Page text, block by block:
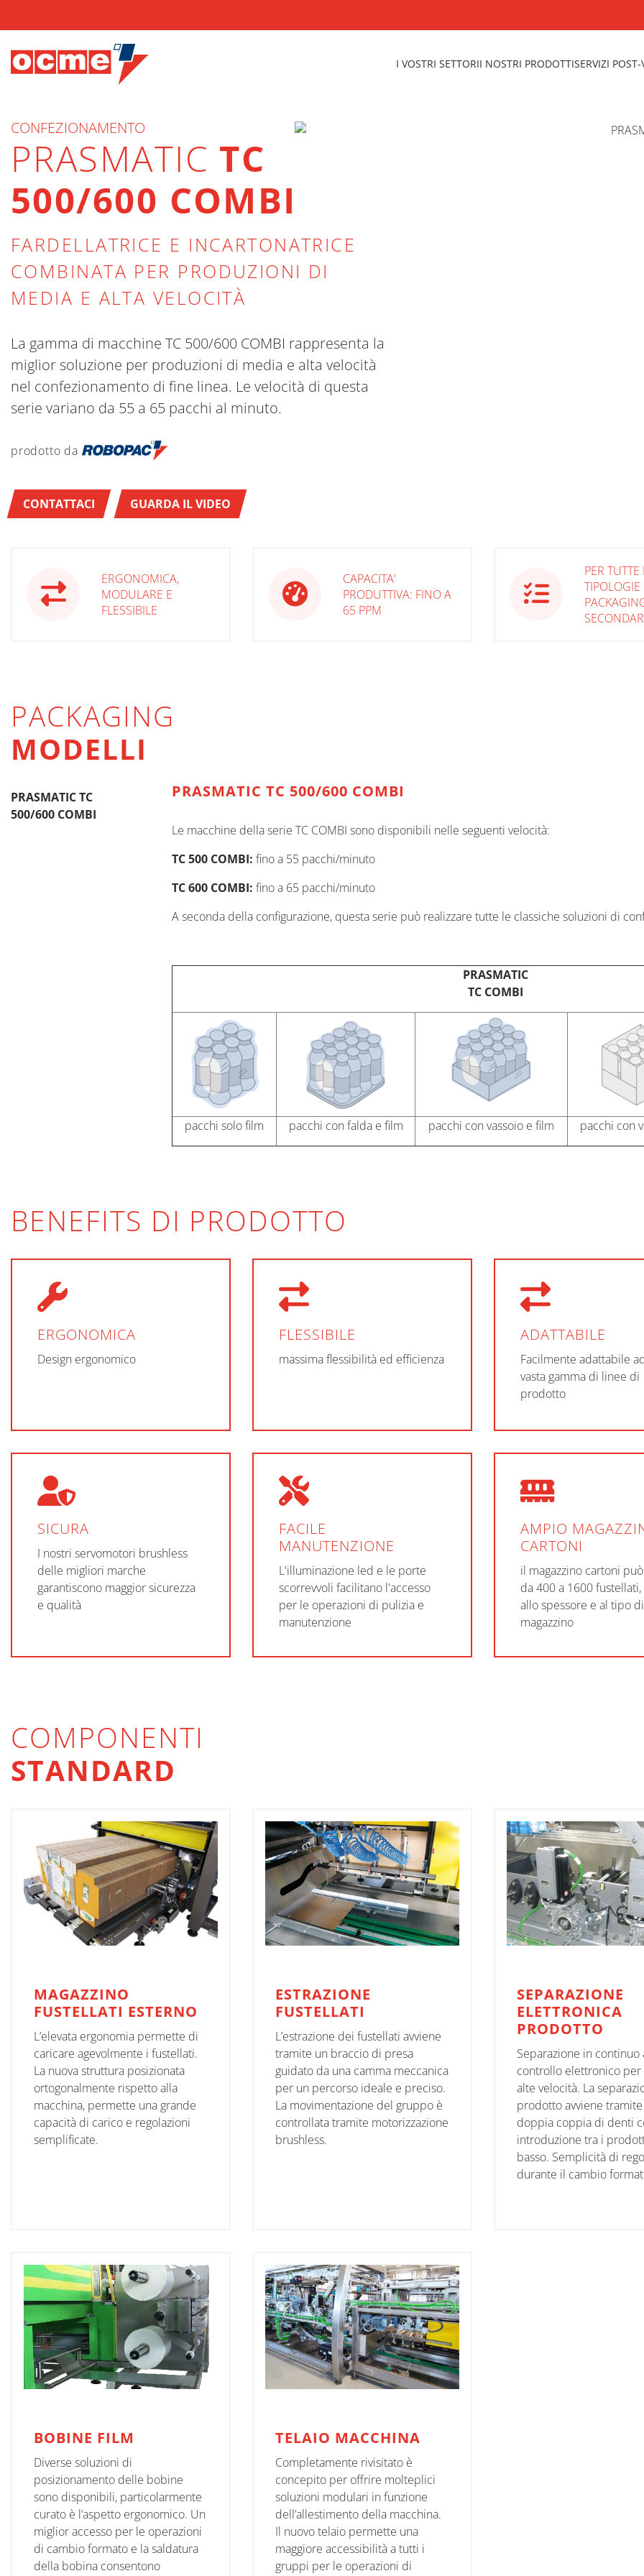
I VOSTRI SETTORII NOSTRI PRODOTTISERVIZI
CONFEZIONAMENTO
PRASMATIC TC
500/600 COMBI
FARDELLATRICE E INCARTONATRICE
COMBINATA PER PRODUZIONI DI
MEDIA E ALTA VELOCITÀ
La gamma di macchine TC 500/600 COMBI rappresenta la
miglior soluzione per produzioni di media e alta velocità
nel confezionamento di fine linea. Le velocità di questa
serie variano da 55 a 65 pacchi al minuto.
prodotto da
CONTATTACI GUARDA IL VIDEO
ERGONOMICA,
MODULARE E
FLESSIBILE
CAPACITA'
PRODUTTIVA: FINO A
65 PPM
PER TUTTE
TIPOLOGIE
PACKAGING
MODELLI
PRASMATIC TC
500/600 COMBI
PRASMATIC TC 500/600 COMBI
Le macchine della serie TC COMBI sono disponibili nelle seguenti velocità:
TC 500 COMBI: fino a 55 pacchi/minuto
TC 600 COMBI: fino a 65 pacchi/minuto
A seconda della configurazione, questa serie può realizzare tutte le classiche soluzioni di
PRASMATIC
TC COMBI
pacchi solo film pacchi con falda e film pacchi con vassoio e film pacchi con
BENEFITS DI PRODOTTO
ERGONOMICA
Design ergonomico
FLESSIBILE
massima flessibilità ed efficienza
ADATTABILE
Facilmente adattabile
vasta gamma di linee di
prodotto
SICURA
I nostri servomotori brushless
delle migliori marche
garantiscono maggior sicurezza
e qualità
FACILE
MANUTENZIONE
L'illuminazione led e le porte
scorrevvoli facilitano l'accesso
per le operazioni di pulizia e
manutenzione
AMPIO
CARTONI
il magazzino cartoni
da 400 a 1600
allo spessore e al tipo di
magazzino
COMPONENTI
STANDARD
MAGAZZINO
FUSTELLATI ESTERNO
L’elevata ergonomia permette di
caricare agevolmente i fustellati.
La nuova struttura posizionata
ortogonalmente rispetto alla
macchina, permette una grande
capacità di carico e regolazioni
semplificate.
ESTRAZIONE
FUSTELLATI
L’estrazione dei fustellati avviene
tramite un braccio di presa
guidato da una camma meccanica
per un percorso ideale e preciso.
La movimentazione del gruppo è
controllata tramite motorizzazione
brushless.
SEPARAZIONE
ELETTRONICA
PRODOTTO
Separazione in continuo
controllo elettronico
alte velocità. La
prodotto avviene
doppia coppia di denti
introduzione tra i
basso. Semplicità di
durante il cambio
BOBINE FILM
Diverse soluzioni di
posizionamento delle bobine
sono disponibili, particolarmente
curato è l’aspetto ergonomico. Un
miglior accesso per le operazioni
di cambio formato e la saldatura
della bobina consentono
TELAIO MACCHINA
Completamente rivisitato è
concepito per offrire molteplici
soluzioni modulari in funzione
dell’allestimento della macchina.
Il nuovo telaio permette una
maggiore accessibilità a tutti i
gruppi per le operazioni di